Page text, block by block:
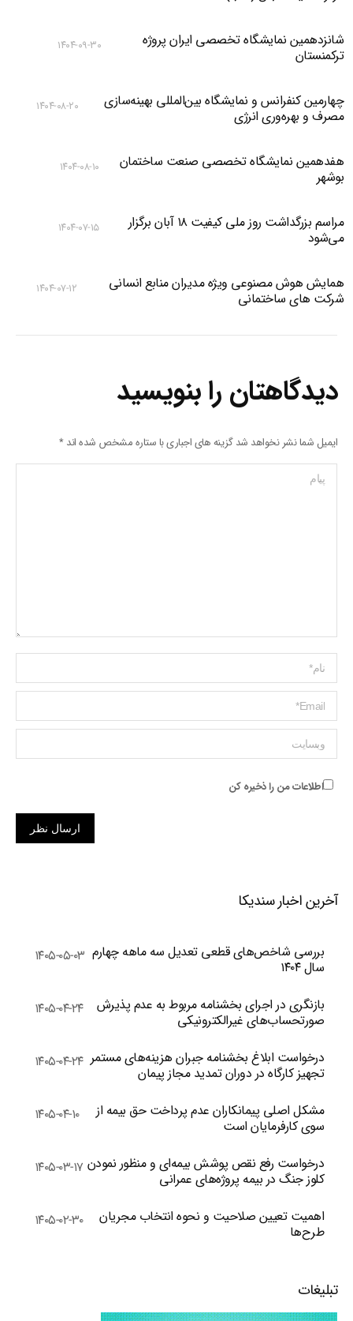
شانزدهمین نمایشگاه تخصصی ایران پروژه
ترکمنستان
۱۴۰۴-۰۹-۳۰
چهارمین کنفرانس و نمایشگاه بین‌المللی بهینه‌سازی
مصرف و بهره‌وری انرژی
۱۴۰۴-۰۸-۲۰
هفدهمین نمایشگاه تخصصی صنعت ساختمان
بوشهر
۱۴۰۴-۰۸-۱۰
مراسم بزرگداشت روز ملی کیفیت ۱۸ آبان برگزار
می‌شود
۱۴۰۴-۰۷-۱۵
همایش هوش مصنوعی ویژه مدیران منابع انسانی
شرکت های ساختمانی
۱۴۰۴-۰۷-۱۲
دیدگاهتان را بنویسید
ایمیل شما نشر نخواهد شد گزینه های اجباری با ستاره مشخص شده اند*
پیام
Name *
ایمیل *
وبسایت
اطلاعات من را ذخیره کن
ارسال نظر
آخرین اخبار سندیکا
بررسی شاخص‌های قطعی تعدیل سه ماهه چهارم
سال ۱۴۰۴
۱۴۰۵-۰۵-۰۳
بازنگری در اجرای بخشنامه مربوط به عدم پذیرش
صورتحساب‌های غیرالکترونیکی
۱۴۰۵-۰۴-۲۴
درخواست ابلاغ بخشنامه جبران هزینه‌های مستمر
تجهیز کارگاه در دوران تمدید مجاز پیمان
۱۴۰۵-۰۴-۲۴
مشکل اصلی پیمانکاران عدم پرداخت حق بیمه از
سوی کارفرمایان است
۱۴۰۵-۰۴-۱۰
درخواست رفع نقص پوشش بیمه‌ای و منظور نمودن
کلوز جنگ در بیمه پروژه‌های عمرانی
۱۴۰۵-۰۳-۱۷
اهمیت تعیین صلاحیت و نحوه انتخاب مجریان
طرح‌ها
۱۴۰۵-۰۲-۳۰
تبلیغات